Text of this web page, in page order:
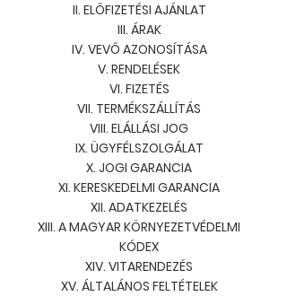
II. ELŐFIZETÉSI AJÁNLAT
III. ÁRAK
IV. VEVŐ AZONOSÍTÁSA
V. RENDELÉSEK
VI. FIZETÉS
VII. TERMÉKSZÁLLÍTÁS
VIII. ELÁLLÁSI JOG
IX. ÜGYFÉLSZOLGÁLAT
X. JOGI GARANCIA
XI. KERESKEDELMI GARANCIA
XII. ADATKEZELÉS
XIII. A MAGYAR KÖRNYEZETVÉDELMI
KÓDEX
XIV. VITARENDEZÉS
XV. ÁLTALÁNOS FELTÉTELEK